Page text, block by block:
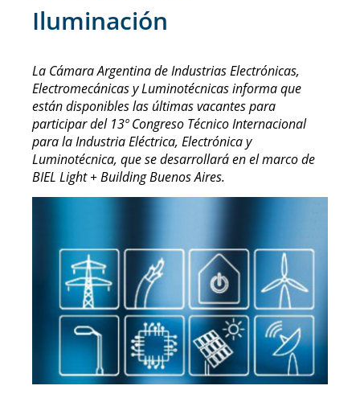
Iluminación
La Cámara Argentina de Industrias Electrónicas,
Electromecánicas y Luminotécnicas informa que
están disponibles las últimas vacantes para
participar del 13º Congreso Técnico Internacional
para la Industria Eléctrica, Electrónica y
Luminotécnica, que se desarrollará en el marco de
BIEL Light + Building Buenos Aires.